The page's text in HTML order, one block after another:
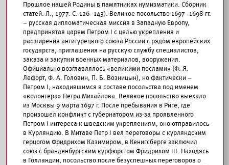
Прошлое нашей Родины в памятниках нумизматики. Сборник
статей. Л., 1977. С. 126–143). Великое посольство 1697–1698 гг.
– русская дипломатическая миссия в Западную Европу,
предпринятая царем Петром I с целью укрепления и
расширения антитурецкого союза России с рядом европейских
государств, приглашения на русскую службу специалистов,
заказа и закупки военных материалов, вооружения.
Официально возглавлялось «великими послами» (Ф. Я.
Лефорт, Ф. А. Головин, П. Б. Возницын), но фактически –
Петром I, находившимся в составе посольства под именем
«волонтера» Петра Михайлова. Великое посольство выехало
из Москвы 9 марта 1697 г. После пребывания в Риге, где
произошел конфликт с губернатором из-за проявленного
Петром I интереса к шведским укреплениям, оно отправилось
в Курляндию. В Митаве Петр I вел переговоры с курляндским
герцогом Фридрихом Казимиром, в Кенигсберге заключил
союз с бранденбургским курфюрстом Фридрихом III. Находясь
в Голландии, посольство после безуспешных переговоров о